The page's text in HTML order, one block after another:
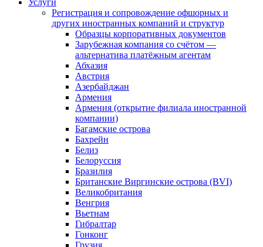
Услуги
Регистрация и сопровождение офшорных и
других иностранных компаний и структур
Образцы корпоративных документов
Зарубежная компания со счётом —
альтернатива платёжным агентам
Абхазия
Австрия
Азербайджан
Армения
Армения (открытие филиала иностранной
компании)
Багамские острова
Бахрейн
Белиз
Белоруссия
Бразилия
Британские Виргинские острова (BVI)
Великобритания
Венгрия
Вьетнам
Гибралтар
Гонконг
Грузия